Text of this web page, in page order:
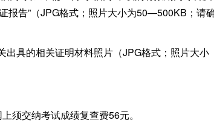
报告”（JPG格式；照片大小为50—500KB；请
具的相关证明材料照片（JPG格式；照片大小
交纳考试成绩复查费56元。